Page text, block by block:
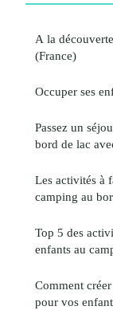
A la
(France)
Occuper ses
Passez un
bord de lac
Les activités à
camping au
Top 5 des
enfants au
Comment
pour vos